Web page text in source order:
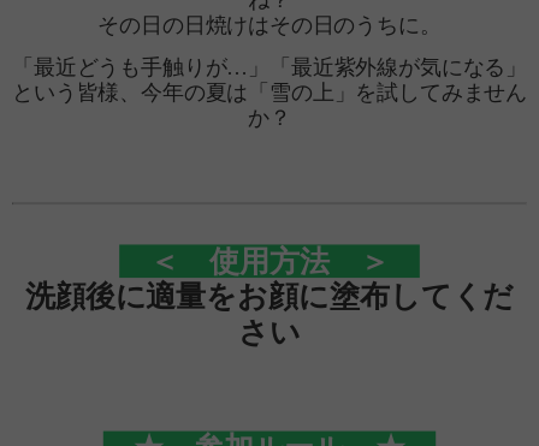
その日の日焼けはその日のうちに。
「最近どうも手触りが…」「最近紫外線が気になる」
という皆様、今年の夏は「雪の上」を試してみません
か？
＜ 使用方法 ＞
洗顔後に適量をお顔に塗布してくだ
さい